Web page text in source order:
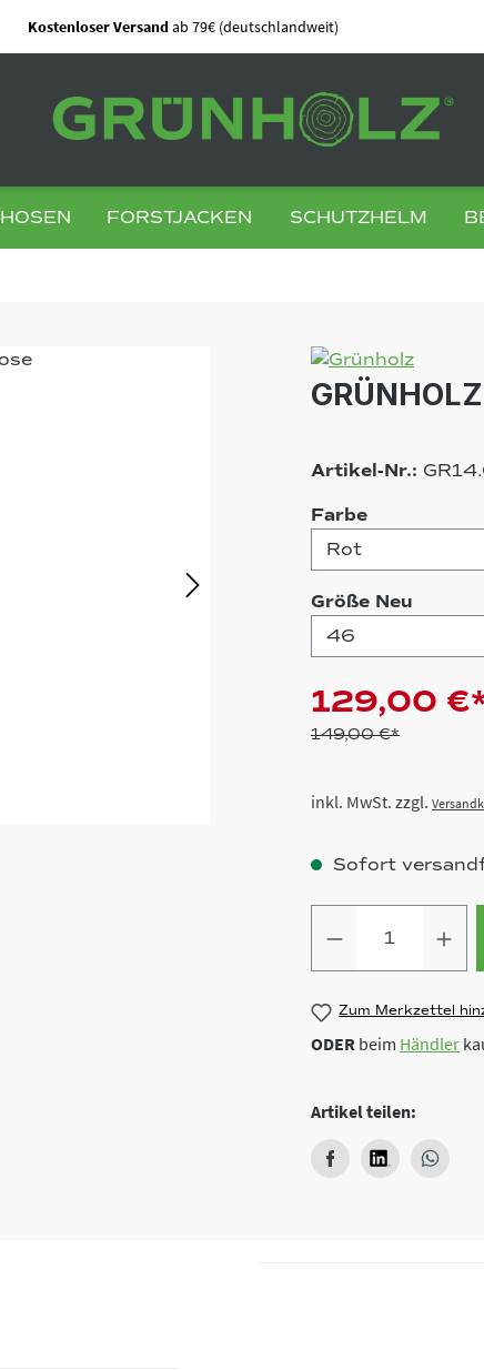
Kostenloser Versandab 79€ (deutschlandweit)
HOSEN FORSTJACKEN SCHUTZHELM
Artikel-Nr.:
Farbeauswählen
Größe Neu
129,00
149,00 €*
inkl. MwSt. zzgl.
Sofort
Produkt
Zum Merkzettel
ODER beim Händler
Artikel teilen: